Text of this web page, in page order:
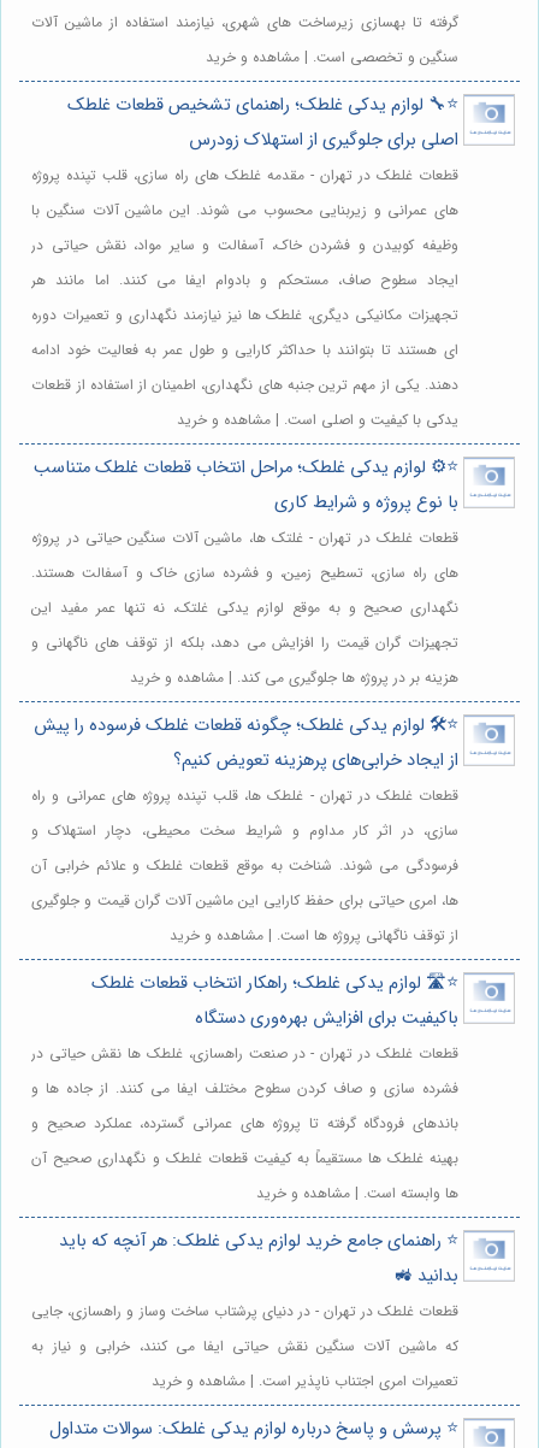
گرفته تا بهسازی زیرساخت های شهری، نیازمند استفاده از ماشین آلات
سنگین و تخصصی است. | مشاهده و خرید
⭐️🔧 لوازم یدکی غلطک؛ راهنمای تشخیص قطعات غلطک
اصلی برای جلوگیری از استهلاک زودرس
قطعات غلطک در تهران - مقدمه غلطک های راه سازی، قلب تپنده پروژه
های عمرانی و زیربنایی محسوب می شوند. این ماشین آلات سنگین با
وظیفه کوبیدن و فشردن خاک، آسفالت و سایر مواد، نقش حیاتی در
ایجاد سطوح صاف، مستحکم و بادوام ایفا می کنند. اما مانند هر
تجهیزات مکانیکی دیگری، غلطک ها نیز نیازمند نگهداری و تعمیرات دوره
ای هستند تا بتوانند با حداکثر کارایی و طول عمر به فعالیت خود ادامه
دهند. یکی از مهم ترین جنبه های نگهداری، اطمینان از استفاده از قطعات
یدکی با کیفیت و اصلی است. | مشاهده و خرید
⭐️⚙️ لوازم یدکی غلطک؛ مراحل انتخاب قطعات غلطک متناسب
با نوع پروژه و شرایط کاری
قطعات غلطک در تهران - غلتک ها، ماشین آلات سنگین حیاتی در پروژه
های راه سازی، تسطیح زمین، و فشرده سازی خاک و آسفالت هستند.
نگهداری صحیح و به موقع لوازم یدکی غلتک، نه تنها عمر مفید این
تجهیزات گران قیمت را افزایش می دهد، بلکه از توقف های ناگهانی و
هزینه بر در پروژه ها جلوگیری می کند. | مشاهده و خرید
⭐️🛠️ لوازم یدکی غلطک؛ چگونه قطعات غلطک فرسوده را پیش
از ایجاد خرابی‌های پرهزینه تعویض کنیم؟
قطعات غلطک در تهران - غلطک ها، قلب تپنده پروژه های عمرانی و راه
سازی، در اثر کار مداوم و شرایط سخت محیطی، دچار استهلاک و
فرسودگی می شوند. شناخت به موقع قطعات غلطک و علائم خرابی آن
ها، امری حیاتی برای حفظ کارایی این ماشین آلات گران قیمت و جلوگیری
از توقف ناگهانی پروژه ها است. | مشاهده و خرید
⭐️🛣️ لوازم یدکی غلطک؛ راهکار انتخاب قطعات غلطک
باکیفیت برای افزایش بهره‌وری دستگاه
قطعات غلطک در تهران - در صنعت راهسازی، غلطک ها نقش حیاتی در
فشرده سازی و صاف کردن سطوح مختلف ایفا می کنند. از جاده ها و
باندهای فرودگاه گرفته تا پروژه های عمرانی گسترده، عملکرد صحیح و
بهینه غلطک ها مستقیماً به کیفیت قطعات غلطک و نگهداری صحیح آن
ها وابسته است. | مشاهده و خرید
⭐️ راهنمای جامع خرید لوازم یدکی غلطک: هر آنچه که باید
بدانید 🚜
قطعات غلطک در تهران - در دنیای پرشتاب ساخت وساز و راهسازی، جایی
که ماشین آلات سنگین نقش حیاتی ایفا می کنند، خرابی و نیاز به
تعمیرات امری اجتناب ناپذیر است. | مشاهده و خرید
⭐️ پرسش و پاسخ درباره لوازم یدکی غلطک: سوالات متداول